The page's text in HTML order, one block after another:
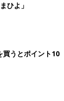
冷めますよ
座に振り込む
を取り寄せて
ひよ」
買うとポイント10